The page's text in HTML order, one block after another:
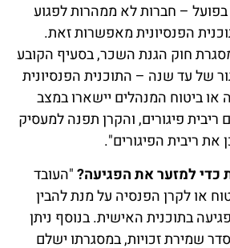
– חברות לא ממהרות לפגוע
הפנסיונית מאפשרות זאת.
חוק הגנת השכר, בסעיף הקובע
של עד שנה – התוכנית הפנסיונית
או ביטוח המנהלים יישארו במצב
ריבית פיגורים, והקרן תפנה למעסיק
ריבית הפיגורים".
כדי למזער את הפגיעה?"העובד
או לקרן הפנסיה על מנת להבין
בתוכנית האישית. בנוסף ניתן
שמירת זכויות, במסגרתו ישלם